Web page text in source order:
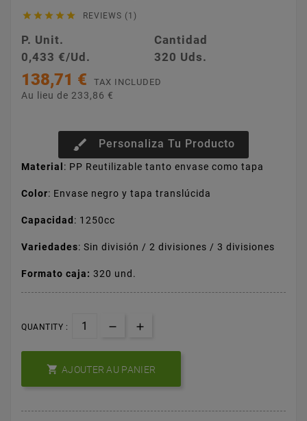
     REVIEWS (1)
P. Unit.
Cantidad
0,433 €/Ud.
320 Uds.
138,71 € TAX INCLUDED
Au lieu de 233,86 €
brush Personaliza Tu Producto
Material : PP Reutilizable tanto envase como tapa
Color: Envase negro y tapa translúcida
Capacidad : 1250cc
Variedades: Sin división / 2 divisiones / 3 divisiones
Formato caja: 320 und.
QUANTITY :
 AJOUTER AU PANIER